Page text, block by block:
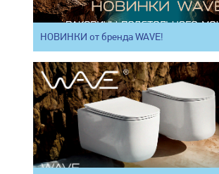
НОВИНКИ от бренда WAVE!